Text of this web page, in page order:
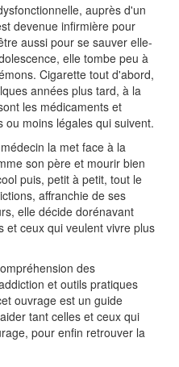
auprès d'un
devenue infirmière pour
aussi pour se sauver elle-
elle tombe peu à
Cigarette tout d'abord,
années plus tard, à la
les médicaments et
moins légales qui suivent.
la met face à la
son père et mourir bien
puis, petit à petit, tout le
affranchie de ses
elle décide dorénavant
et ceux qui veulent vivre plus
des
et outils pratiques
ouvrage est un guide
tant celles et ceux qui
pour enfin retrouver la